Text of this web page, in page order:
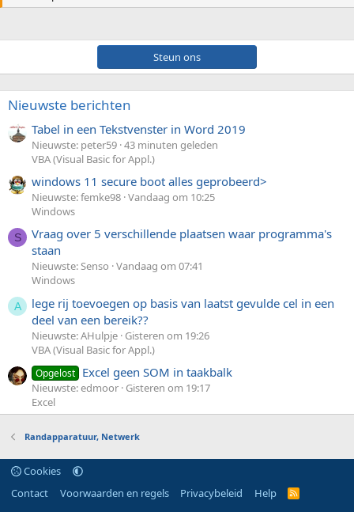
Steun ons
Nieuwste berichten
Tabel in een Tekstvenster in Word 2019
Nieuwste: peter59 43 minuten geleden
VBA (Visual Basic for Appl.)
windows 11 secure boot alles geprobeerd>
Nieuwste: femke98 Vandaag om 10:25
Windows
S
Vraag over 5 verschillende plaatsen waar programma's
staan
Nieuwste: Senso Vandaag om 07:41
Windows
A
lege rij toevoegen op basis van laatst gevulde cel in een
deel van een bereik??
Nieuwste: AHulpje Gisteren om 19:26
VBA (Visual Basic for Appl.)
Opgelost Excel geen SOM in taakbalk
Nieuwste: edmoor Gisteren om 19:17
Excel
Randapparatuur, Netwerk
Cookies
Contact
Voorwaarden en regels Privacybeleid Help
R